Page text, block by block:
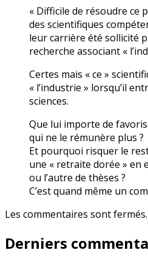
« Difficile de résoudre ce
des scientifiques
leur carrière été sollicité
recherche associant «
Certes mais « ce »
« l’industrie » lorsqu’il
sciences.
Que lui importe de
qui ne le rémunère plus ?
Et pourquoi risquer le
une « retraite dorée » en
ou l’autre de thèses ?
C’est quand même un
Les commentaires sont fermés.
Derniers